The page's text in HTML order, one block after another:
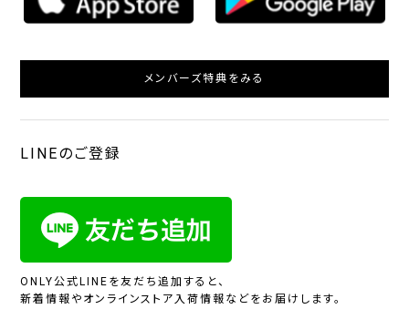
メンバーズ特典をみる
LINEのご登録
ONLY公式LINEを友だち追加すると、
新着情報やオンラインストア入荷情報などをお届けします。